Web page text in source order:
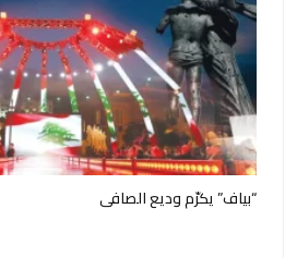
“بياف” يكرّم وديع الصافي